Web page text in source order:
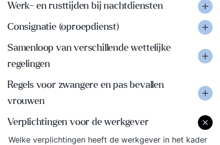
Werk- en rusttijden bij nachtdiensten
Consignatie (oproepdienst)
Samenloop van verschillende wettelijke
regelingen
Regels voor zwangere en pas bevallen
vrouwen
Verplichtingen voor de werkgever
Welke verplichtingen heeft de werkgever in het kader